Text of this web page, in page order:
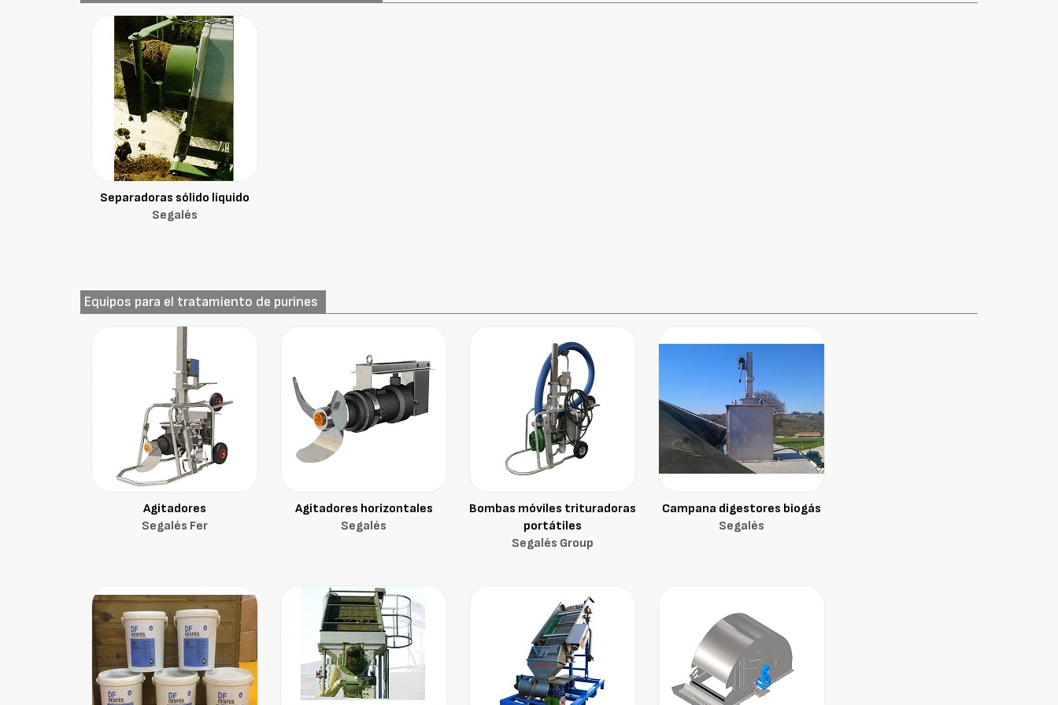
Separadoras sólido líquido
Segalés
Equipos para el tratamiento de purines
Agitadores
Segalés Fer
Agitadores horizontales
Segalés
Bombas móviles trituradoras
portátiles
Segalés Group
Campana digestores biogás
Segalés